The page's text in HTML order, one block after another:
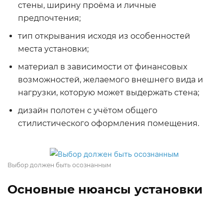
стены, ширину проёма и личные
предпочтения;
тип открывания исходя из особенностей
места установки;
материал в зависимости от финансовых
возможностей, желаемого внешнего вида и
нагрузки, которую может выдержать стена;
дизайн полотен с учётом общего
стилистического оформления помещения.
Выбор должен быть осознанным
Основные нюансы установки